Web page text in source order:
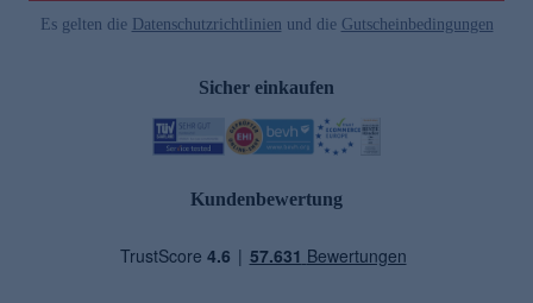
Es gelten die Datenschutzrichtlinien und die Gutscheinbedingungen
Sicher einkaufen
Kundenbewertung